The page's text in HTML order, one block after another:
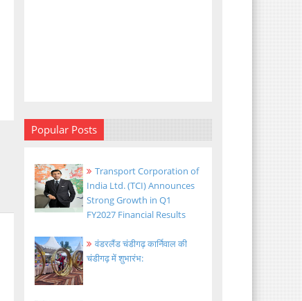
Popular Posts
Transport Corporation of
India Ltd. (TCI) Announces
Strong Growth in Q1
FY2027 Financial Results
वंडरलैंड चंडीगढ़ कार्निवाल की
चंडीगढ़ में शुभारंभ: